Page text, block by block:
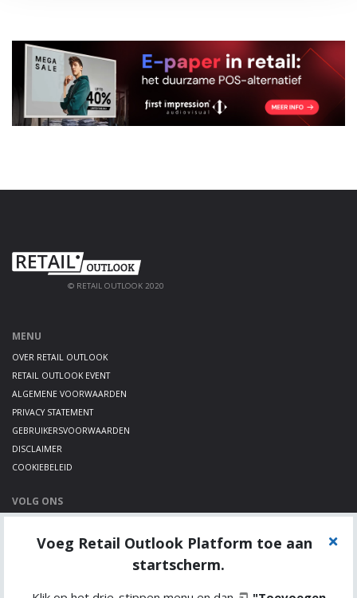
© RETAIL OUTLOOK 2020
MENU
OVER RETAIL OUTLOOK
RETAIL OUTLOOK EVENT
ALGEMENE VOORWAARDEN
PRIVACY STATEMENT
GEBRUIKERSVOORWAARDEN
DISCLAIMER
COOKIEBELEID
VOLG ONS
TWITTER
Voeg Retail Outlook Platform toe aan
startscherm.